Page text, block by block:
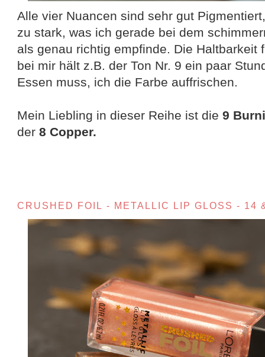
Alle vier Nuancen sind sehr gut
zu stark, was ich gerade bei dem
als genau richtig empfinde. Die Haltbarkeit
bei mir hält z.B. der Ton Nr. 9 ein paar
Essen muss, ich die Farbe auffrischen.
Mein Liebling in dieser Reihe ist die9
der8 Copper.
CRUSHED FOIL - METALLIC LIP GLOSS - 14